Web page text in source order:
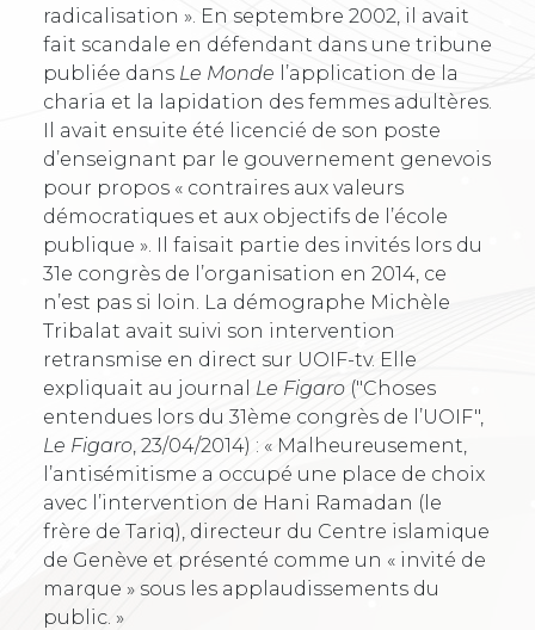
radicalisation ». En septembre 2002, il avait
fait scandale en défendant dans une tribune
publiée dans Le Monde l’application de la
charia et la lapidation des femmes adultères.
Il avait ensuite été licencié de son poste
d’enseignant par le gouvernement genevois
pour propos « contraires aux valeurs
démocratiques et aux objectifs de l’école
publique ». Il faisait partie des invités lors du
31e congrès de l’organisation en 2014, ce
n’est pas si loin. La démographe Michèle
Tribalat avait suivi son intervention
retransmise en direct sur UOIF-tv. Elle
expliquait au journal Le Figaro ("Choses
entendues lors du 31ème congrès de l’UOIF",
Le Figaro , 23/04/2014) : « Malheureusement,
l’antisémitisme a occupé une place de choix
avec l’intervention de Hani Ramadan (le
frère de Tariq), directeur du Centre islamique
de Genève et présenté comme un « invité de
marque » sous les applaudissements du
public. »